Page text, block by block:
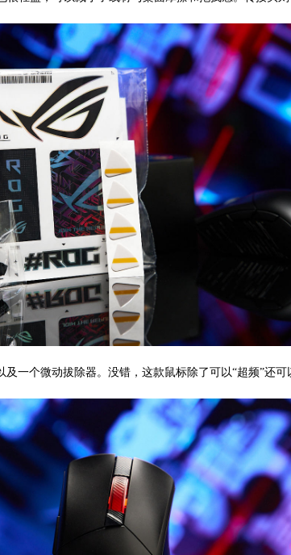
一个微动拔除器。没错，这款鼠标除了可以“超频”还可